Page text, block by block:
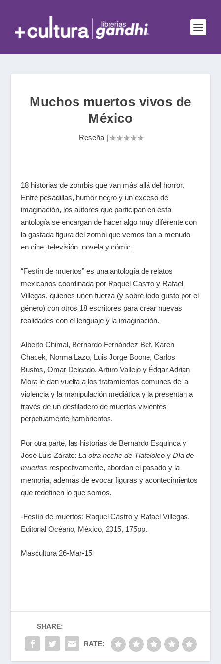
Muchos muertos vivos de
México
Reseña|
18 historias de zombis que van más allá del horror.
Entre pesadillas, humor negro y un exceso de
imaginación, los autores que participan en esta
antología se encargan de hacer algo muy diferente con
la gastada figura del zombi que vemos tan a menudo
en cine, televisión, novela y cómic.
“Festín de muertos” es una antología de relatos
mexicanos coordinada por Raquel Castro y Rafael
Villegas, quienes unen fuerza (y sobre todo gusto por el
género) con otros 18 escritores para crear nuevas
realidades con el lenguaje y la imaginación.
Alberto Chimal, Bernardo Fernández Bef, Karen
Chacek, Norma Lazo, Luis Jorge Boone,Carlos
Bustos, Omar Delgado,Arturo Vallejo y Édgar Adrián
Mora le dan vuelta a los tratamientos comunes de la
violencia y la manipulación mediática y la presentan a
través de un desfiladero de muertos vivientes
perpetuamente hambrientos.
Por otra parte, las historias de Bernardo Esquinca y
José Luis Zárate:La otra noche de Tlatelolcoy Día de
muertos respectivamente, abordan el pasado y la
memoria, además de evocar figuras y acontecimientos
que redefinen lo que somos.
-Festín de muertos: Raquel Castro y Rafael Villegas,
Editorial Océano, México, 2015, 175pp.
Mascultura 26-Mar-15
SHARE:
RATE: